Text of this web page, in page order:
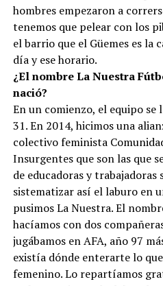
hombres empezaron a
tenemos que pelear con los
el barrio que el Güemes es la
día y ese horario.
¿El nombre La Nuestra
nació?
En un comienzo, el equipo se
31. En 2014, hicimos una
colectivo feminista
Insurgentes que son las que
de educadoras y trabajadoras
sistematizar así el laburo en
pusimos La Nuestra. El
hacíamos con dos
jugábamos en AFA, año 97
existía dónde enterarte lo
femenino. Lo repartíamos